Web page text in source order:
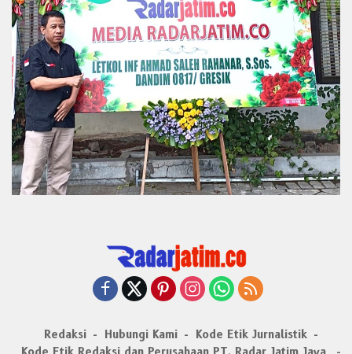
Redaksi Hubungi Kami
Kode Etik Jurnalistik